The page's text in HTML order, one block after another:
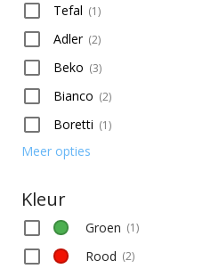
Tefal (1)
Adler (2)
Beko (3)
Bianco (2)
Boretti (1)
Meer opties
Kleur
Groen (1)
Rood (2)